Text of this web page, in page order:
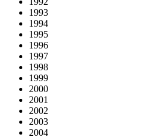
1993
1994
1995
1996
1997
1998
1999
2000
2001
2002
2003
2004